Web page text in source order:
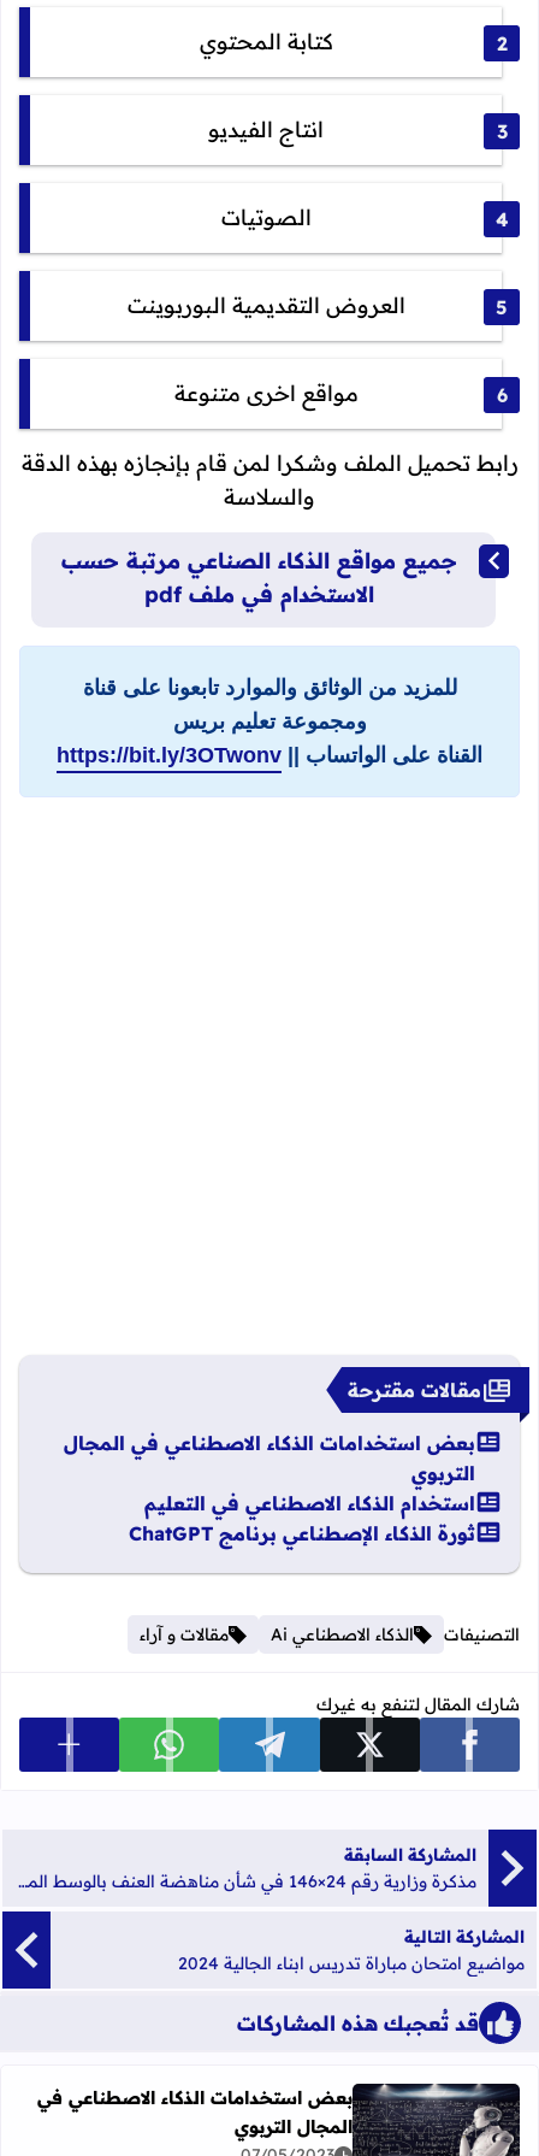
كتابة المحتوي
انتاج الفيديو
الصوتيات
العروض التقديمية البوربوينت
مواقع اخرى متنوعة
رابط تحميل الملف وشكرا لمن قام بإنجازه بهذه الدقة
والسلاسة
جميع مواقع الذكاء الصناعي مرتبة حسب
الاستخدام في ملف pdf
للمزيد من الوثائق والموارد تابعونا على قناة
ومجموعة تعليم بريس
القناة على الواتساب || https://bit.ly/3OTwonv
مقالات مقترحة
بعض استخدامات الذكاء الاصطناعي في المجال
التربوي
استخدام الذكاء الاصطناعي في التعليم
ثورة الذكاء الإصطناعي برنامج ChatGPT
التصنيفات الذكاء الاصطناعي Ai مقالات و آراء
شارك المقال لتنفع به غيرك
شارك على facebook شارك على x شارك على telegram شارك على whatsapp عرض
المشاركة السابقة
مذكرة وزارية رقم 24×146 في شأن مناهضة العنف بالوسط المدرسي
المشاركة التالية
مواضيع امتحان مباراة تدريس ابناء الجالية 2024
قد تُعجبك هذه المشاركات
اقرأ المزيد عن بعض استخدامات الذكاء الاصطناعي في
بعض استخدامات الذكاء الاصطناعي في
المجال التربوي